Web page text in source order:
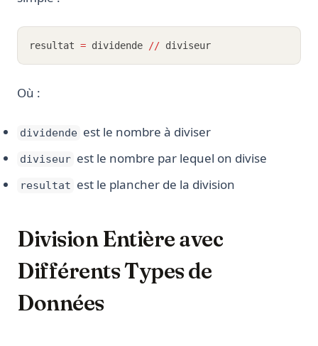
resultat = dividende // diviseur
Où :
dividende est le nombre à diviser
diviseur est le nombre par lequel on divise
resultat est le plancher de la division
Division Entière avec
Différents Types de
Données